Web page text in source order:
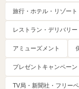
旅行・ホテル・リゾート
レストラン・デリバリー
アミューズメント
プレゼントキャンペーン
TV局・新聞社・フリー